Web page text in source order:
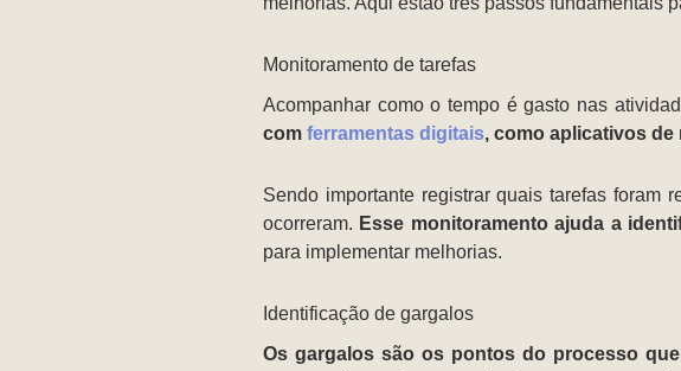
Monitoramento de tarefas
Acompanhar como o tempo é gasto nas
com ferramentas digitais, como aplicativos
Sendo importante registrar quais tarefas foram
ocorreram. Esse monitoramento ajuda a
para implementar melhorias.
Identificação de gargalos
Os gargalos são os pontos do processo